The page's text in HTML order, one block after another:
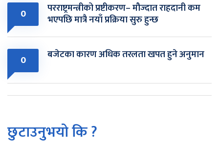
0 परराष्ट्रमन्त्रीको प्रष्टीकरण– मौज्दात राहदानी कम
भएपछि मात्रै नयाँ प्रक्रिया सुरु हुन्छ
0 बजेटका कारण अधिक तरलता खपत हुने अनुमान
छुटाउनुभयो कि ?